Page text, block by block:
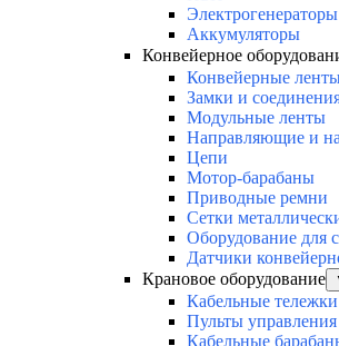
Электрогенераторы
Аккумуляторы
Конвейерное
Конвейерные
Замки и
Модульные ленты
Направляющие и
Цепи
Мотор-барабаны
Приводные ремни
Сетки
Оборудование для
Датчики
Крановое оборудование
Кабельные тележки
Пульты управления
Кабельные